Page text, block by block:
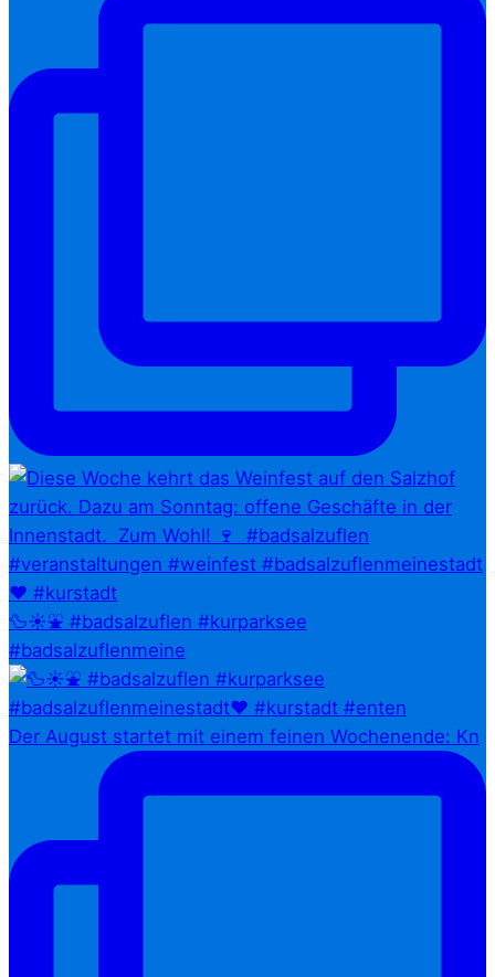
🦆☀️⛲ #badsalzuflen #kurparksee
#badsalzuflenmeine
Der August startet mit einem feinen Wochenende: Kn